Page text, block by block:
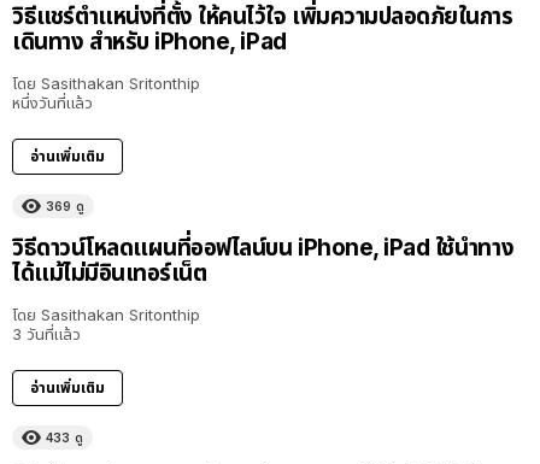
วิธีแชร์ตำแหน่งที่ตั้ง ให้คนไว้ใจ เพิ่มความปลอดภัยในการ
เดินทาง สำหรับ iPhone, iPad
โดย Sasithakan Sritonthip
หนึ่งวันที่แล้ว
อ่านเพิ่มเติม
369 ดู
วิธีดาวน์โหลดแผนที่ออฟไลน์บน iPhone, iPad ใช้นำทาง
ได้แม้ไม่มีอินเทอร์เน็ต
โดย Sasithakan Sritonthip
3 วันที่แล้ว
อ่านเพิ่มเติม
433 ดู